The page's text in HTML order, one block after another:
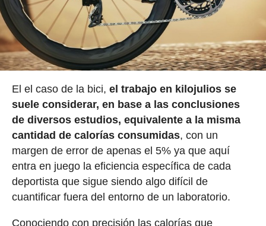
El el caso de la bici, el trabajo en kilojulios se
suele considerar, en base a las conclusiones
de diversos estudios, equivalente a la misma
cantidad de calorías consumidas, con un
margen de error de apenas el 5% ya que aquí
entra en juego la eficiencia específica de cada
deportista que sigue siendo algo difícil de
cuantificar fuera del entorno de un laboratorio.
Conociendo con precisión las calorías que